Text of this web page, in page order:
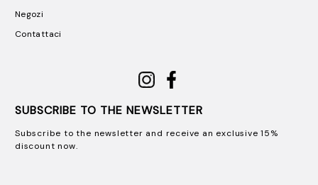
Negozi
Contattaci
SUBSCRIBE TO THE NEWSLETTER
Subscribe to the newsletter and receive an exclusive 15%
discount now.